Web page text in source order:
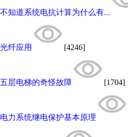
不知道系统电抗计算为什么有...
光纤应用 [4246]
五层电梯的奇怪故障 [1704]
电力系统继电保护基本原理